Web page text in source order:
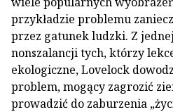
przykładzie problemu
przez gatunek ludzki. Z
nonszalancji tych, którzy
ekologiczne, Lovelock
problem, mogący zagrozić
prowadzić do zaburzenia